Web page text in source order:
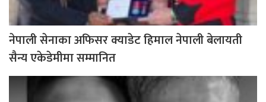
नेपाली सेनाका अफिसर क्याडेट हिमाल नेपाली बेलायती
सैन्य एकेडेमीमा सम्मानित